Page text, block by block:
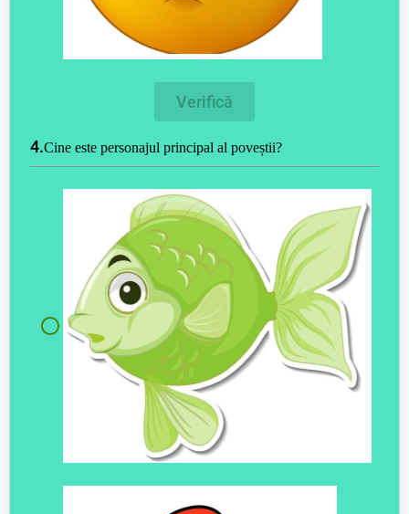
Verifică
4.Cine este personajul principal al poveștii?